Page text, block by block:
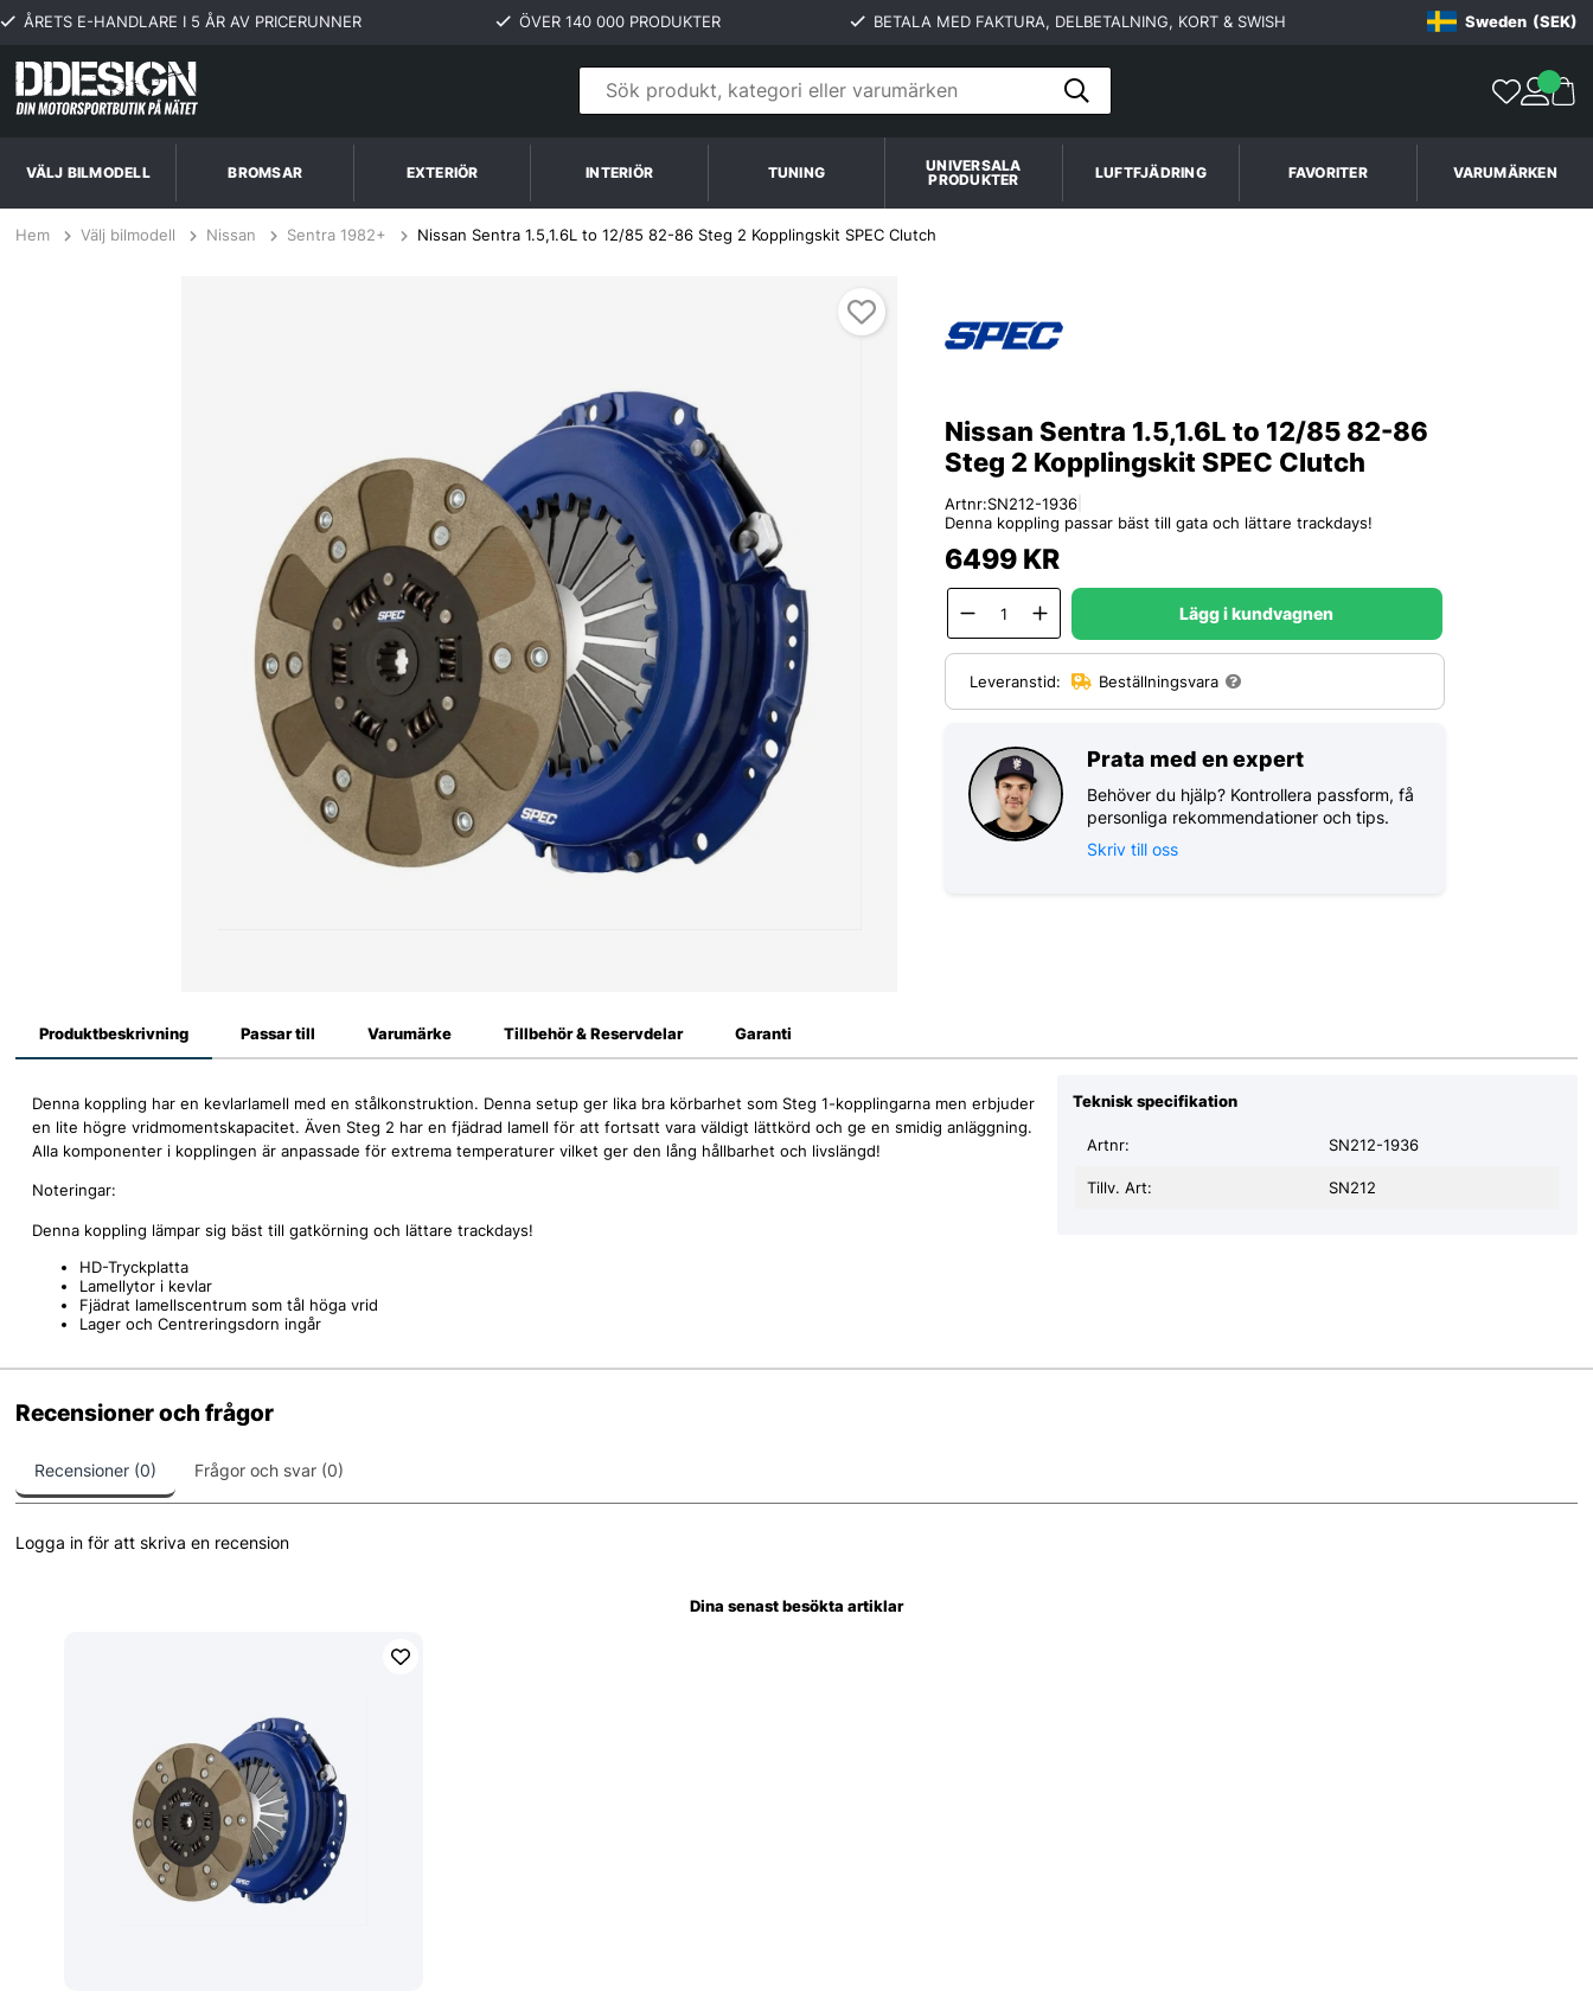
ÅRETS E-HANDLARE I 5 ÅR AV PRICERUNNER ÖVER 140 000 PRODUKTER BETALA MED FAKTURA, DELBETALNING, KORT & SWISH Sweden (SEK)
VÄLJ BILMODELL BROMSAR EXTERIÖR INTERIÖR TUNING
UNIVERSALA
PRODUKTER
LUFTFJÄDRING FAVORITER VARUMÄRKEN
Hem Välj bilmodell Nissan Sentra 1982+ Nissan Sentra 1.5,1.6L to 12/85 82-86 Steg 2 Kopplingskit SPEC Clutch
Nissan Sentra 1.5,1.6L to 12/85 82-86
Steg 2 Kopplingskit SPEC Clutch
Artnr:SN212-1936
Denna koppling passar bäst till gata och lättare trackdays!
6499 KR
Lägg i kundvagnen
Leveranstid: Beställningsvara
Prata med en expert
Behöver du hjälp? Kontrollera passform, få
personliga rekommendationer och tips.
Skriv till oss
Produktbeskrivning
Denna koppling har en kevlarlamell med en stålkonstruktion. Denna setup ger lika bra körbarhet som Steg 1-kopplingarna men erbjuder
en lite högre vridmomentskapacitet. Även Steg 2 har en fjädrad lamell för att fortsatt vara väldigt lättkörd och ge en smidig anläggning.
Alla komponenter i kopplingen är anpassade för extrema temperaturer vilket ger den lång hållbarhet och livslängd!
Noteringar:
Denna koppling lämpar sig bäst till gatkörning och lättare trackdays!
HD-Tryckplatta
Lamellytor i kevlar
Fjädrat lamellscentrum som tål höga vrid
Lager och Centreringsdorn ingår
Teknisk specifikation
Tillv. Art: SN212
Artnr: SN212-1936
Passar till Varumärke Tillbehör & Reservdelar Garanti
Recensioner och frågor
Recensioner (0) Frågor och svar (0)
Logga in för att skriva en recension
Dina senast besökta artiklar